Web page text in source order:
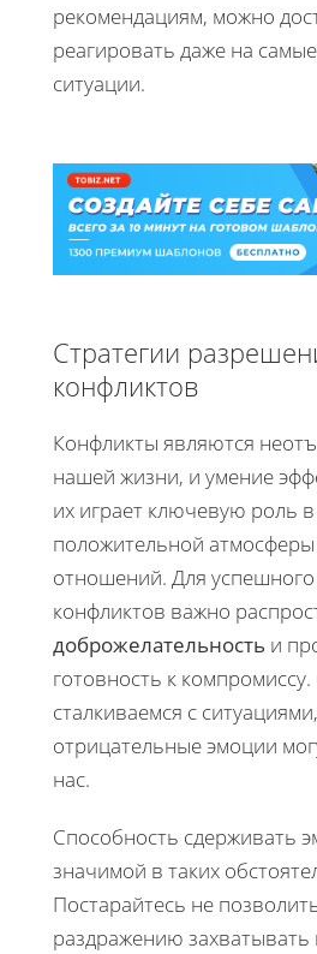
рекомендациям, можно
реагировать даже на
ситуации.
Стратегии
конфликтов
Конфликты являются
нашей жизни, и умение
их играет ключевую роль
положительной
отношений. Для
конфликтов важно
доброжелательность и
готовность к
сталкиваемся с
отрицательные эмоции
нас.
Способность сдерживать
значимой в таких
Постарайтесь не
раздражению